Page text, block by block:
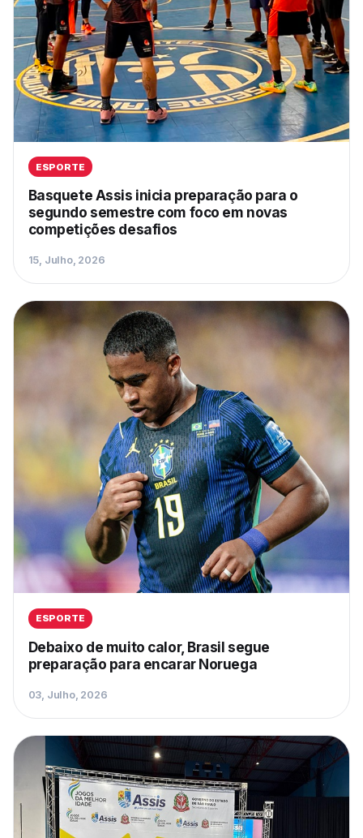
ESPORTE
Basquete Assis inicia preparação para o
segundo semestre com foco em novas
competições desafios
15, Julho, 2026
ESPORTE
Debaixo de muito calor, Brasil segue
preparação para encarar Noruega
03, Julho, 2026